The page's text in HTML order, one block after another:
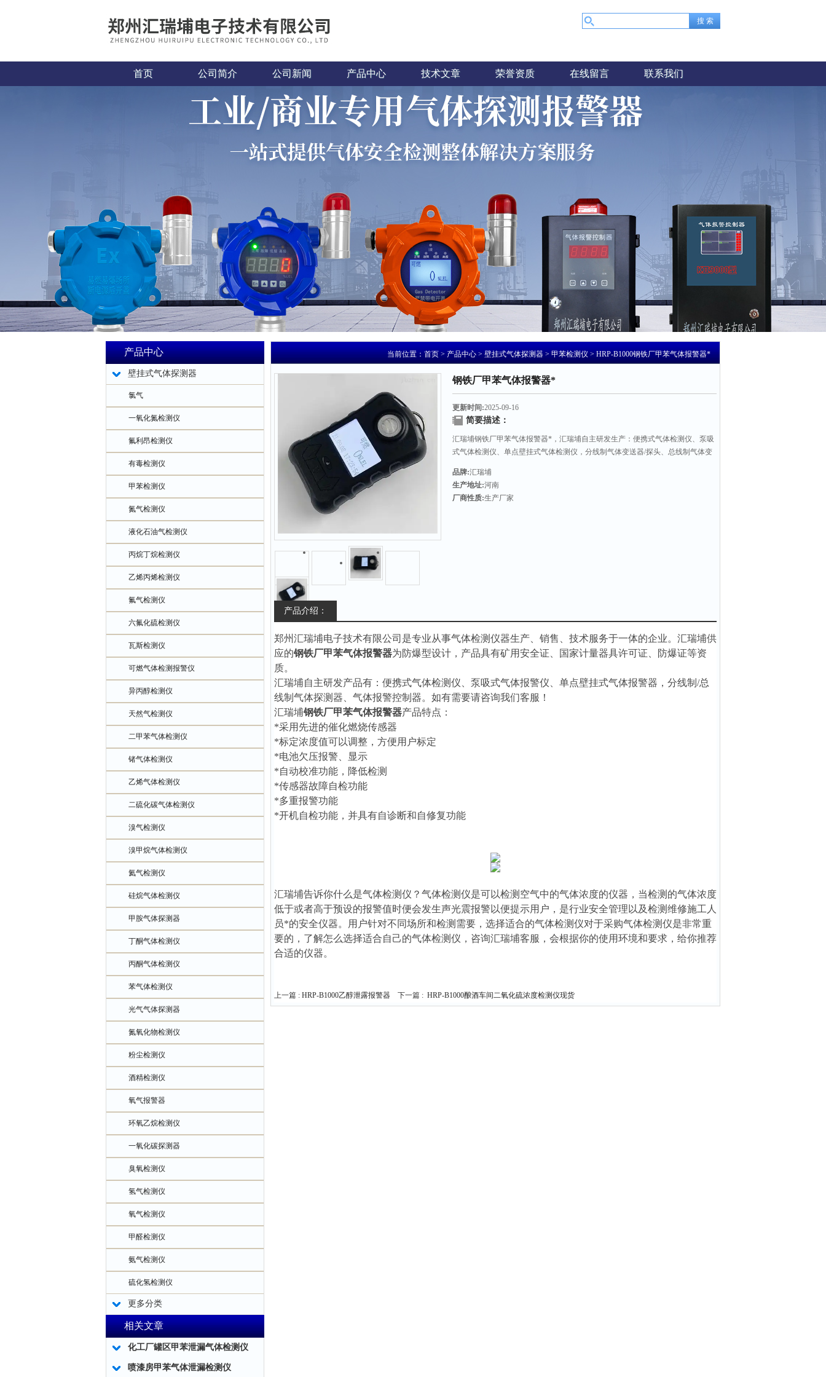
首页 公司简介 公司新闻 产品中心 技术文章 荣誉资质 在线留言 联系我们
产品中心
壁挂式气体探测器
氯气
一氧化氮检测仪
氟利昂检测仪
有毒检测仪
甲苯检测仪
氮气检测仪
液化石油气检测仪
丙烷丁烷检测仪
乙烯丙烯检测仪
氟气检测仪
六氟化硫检测仪
瓦斯检测仪
可燃气体检测报警仪
异丙醇检测仪
天然气检测仪
二甲苯气体检测仪
锗气体检测仪
乙烯气体检测仪
二硫化碳气体检测仪
溴气检测仪
溴甲烷气体检测仪
氦气检测仪
硅烷气体检测仪
甲胺气体探测器
丁酮气体检测仪
丙酮气体检测仪
苯气体检测仪
光气气体探测器
氮氧化物检测仪
粉尘检测仪
酒精检测仪
氧气报警器
环氧乙烷检测仪
一氧化碳探测器
臭氧检测仪
氢气检测仪
氧气检测仪
甲醛检测仪
氨气检测仪
硫化氢检测仪
更多分类
相关文章
化工厂罐区甲苯泄漏气体检测仪
喷漆房甲苯气体泄漏检测仪
当前位置：首页>产品中心>壁挂式气体探测器>甲苯检测仪> HRP-B1000钢铁厂甲苯气体报警器*
钢铁厂甲苯气体报警器*
更新时间:2025-09-16
简要描述：
汇瑞埔钢铁厂甲苯气体报警器*，汇瑞埔自主研发生产：便携式气体检测仪、泵吸
式气体检测仪、单点壁挂式气体检测仪，分线制气体变送器/探头、总线制气体变
品牌:汇瑞埔
生产地址:河南
厂商性质:生产厂家
产品介绍：
郑州汇瑞埔电子技术有限公司是专业从事气体检测仪器生产、销售、技术服务于一体的企业。汇瑞埔供
应的钢铁厂甲苯气体报警器为防爆型设计，产品具有矿用安全证、国家计量器具许可证、防爆证等资
质。
汇瑞埔自主研发产品有：便携式气体检测仪、泵吸式气体报警仪、单点壁挂式气体报警器，分线制/总
线制气体探测器、气体报警控制器。如有需要请咨询我们客服！
汇瑞埔钢铁厂甲苯气体报警器产品特点：
*采用先进的催化燃烧传感器
*标定浓度值可以调整，方便用户标定
*电池欠压报警、显示
*自动校准功能，降低检测
*传感器故障自检功能
*多重报警功能
*开机自检功能，并具有自诊断和自修复功能
汇瑞埔告诉你什么是气体检测仪？气体检测仪是可以检测空气中的气体浓度的仪器，当检测的气体浓度
低于或者高于预设的报警值时便会发生声光震报警以便提示用户，是行业安全管理以及检测维修施工人
员*的安全仪器。用户针对不同场所和检测需要，选择适合的气体检测仪对于采购气体检测仪是非常重
要的，了解怎么选择适合自己的气体检测仪，咨询汇瑞埔客服，会根据你的使用环境和要求，给你推荐
合适的仪器。
上一篇 : HRP-B1000乙醇泄露报警器 下一篇 : HRP-B1000酿酒车间二氧化硫浓度检测仪现货